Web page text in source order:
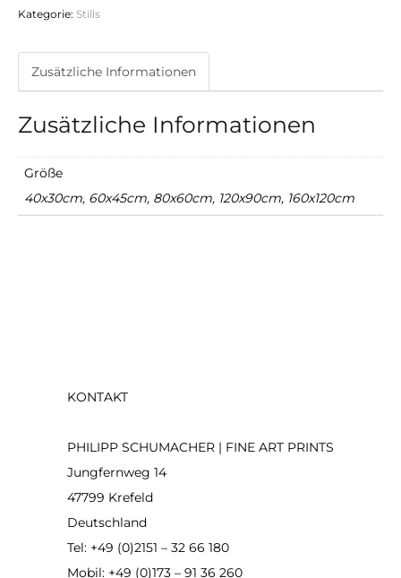
Kategorie: Stills
Zusätzliche Informationen
Zusätzliche Informationen
Größe
40x30cm, 60x45cm, 80x60cm, 120x90cm, 160x120cm
KONTAKT
PHILIPP SCHUMACHER | FINE ART PRINTS
Jungfernweg 14
47799 Krefeld
Deutschland
Tel: +49 (0)2151 – 32 66 180
Mobil: +49 (0)173 – 91 36 260